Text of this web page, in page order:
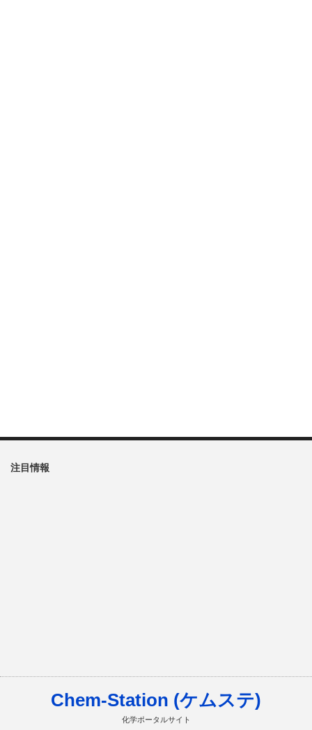
注目情報
Chem-Station (ケムステ)
化学ポータルサイト